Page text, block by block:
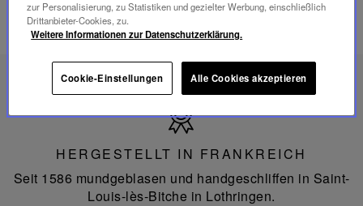
in
Frankreich
HERGESTELLT IN FRANKREICH
Seit 1586 mundgeblasen und handgeschliffen in Saint-
Louis-lès-Bitche in Lothringen.
zur Personalisierung, zu Statistiken und gezielter Werbung, einschließlich
Drittanbieter-Cookies, zu.
Weitere Informationen zur Datenschutzerklärung.
Cookie-Einstellungen Alle Cookies akzeptieren